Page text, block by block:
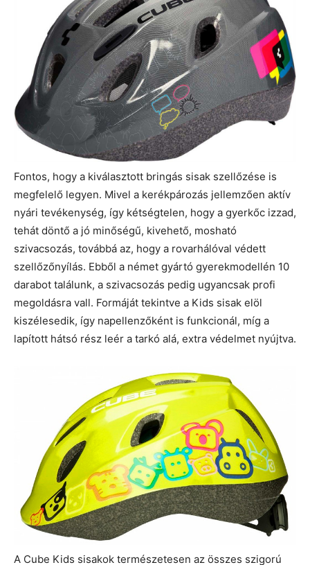
Fontos, hogy a kiválasztott bringás sisak szellőzése is
megfelelő legyen. Mivel a kerékpározás jellemzően aktív
nyári tevékenység, így kétségtelen, hogy a gyerkőc izzad,
tehát döntő a jó minőségű, kivehető, mosható
szivacsozás, továbbá az, hogy a rovarhálóval védett
szellőzőnyílás. Ebből a német gyártó gyerekmodellén 10
darabot találunk, a szivacsozás pedig ugyancsak profi
megoldásra vall. Formáját tekintve a Kids sisak elöl
kiszélesedik, így napellenzőként is funkcionál, míg a
lapított hátsó rész leér a tarkó alá, extra védelmet nyújtva.
A Cube Kids sisakok természetesen az összes szigorú